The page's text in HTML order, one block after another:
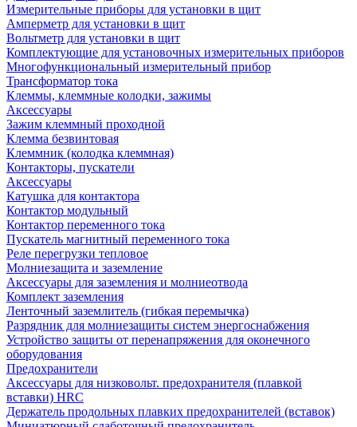
Измерительные приборы для установки в щит
Амперметр для установки в щит
Вольтметр для установки в щит
Комплектующие для установочных измерительных приборов
Многофункциональный измерительный прибор
Трансформатор тока
Клеммы, клеммные колодки, зажимы
Аксессуары
Зажим клеммный проходной
Клемма безвинтовая
Клеммник (колодка клеммная)
Контакторы, пускатели
Аксессуары
Катушка для контактора
Контактор модульный
Контактор переменного тока
Пускатель магнитный переменного тока
Реле перегрузки тепловое
Молниезащита и заземление
Аксессуары для заземления и молниеотвода
Комплект заземления
Ленточный заземлитель (гибкая перемычка)
Разрядник для молниезащиты систем энергоснабжения
Устройство защиты от перенапряжения для оконечного
оборудования
Предохранители
Аксессуары для низковольт. предохранителя (плавкой
вставки) HRC
Держатель продольных плавких предохранителей (вставок)